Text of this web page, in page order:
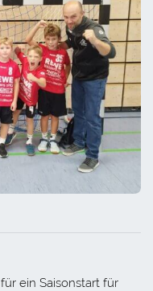
ein Saisonstart für